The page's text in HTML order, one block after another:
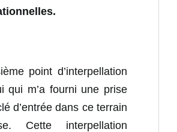
point d’interpellation
qui m’a fourni une prise
d’entrée dans ce terrain
Cette interpellation